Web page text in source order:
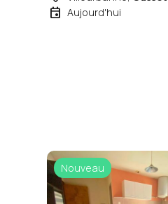
event Aujourd'hui
Nouveau